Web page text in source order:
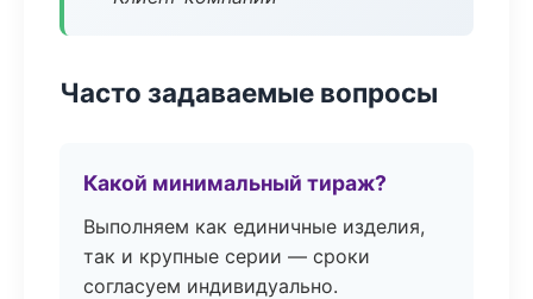
Часто задаваемые вопросы
Какой минимальный тираж?
Выполняем как единичные изделия,
так и крупные серии — сроки
согласуем индивидуально.